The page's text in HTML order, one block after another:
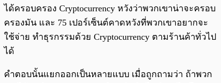
ได้ครอบครอง Cryptocurrency หวังว่าพวกเขาน่าจะครอบ
ครองมัน และ 75 เปอร์เซ็นต์คาดหวังที่พวกเขาอยากจะ
ใช้จ่าย ทำธุรกรรมด้วย Cryptocurrency ตามร้านค้าทั่วไป
ได้
คำตอบนั้นแยกออกเป็นหลายแบบ เมื่อถูกถามว่า ถ้าพวก